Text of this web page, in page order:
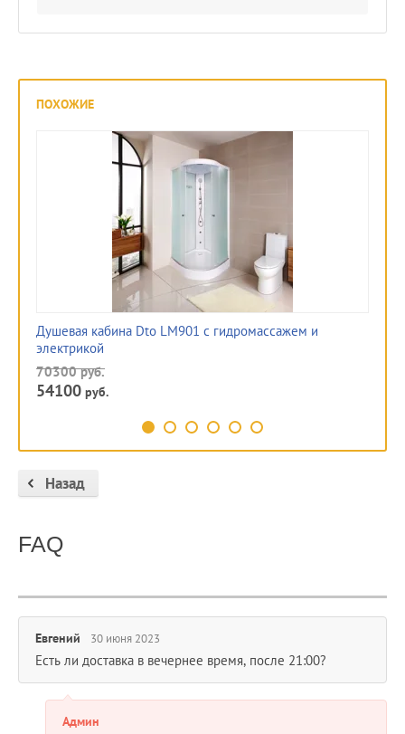
ПОХОЖИЕ
Душевая кабина Dto LM901 с гидромассажем и
электрикой
70300руб.
54100 руб.
Назад
FAQ
Евгений 30 июня 2023
Есть ли доставка в вечернее время, после 21:00?
Админ